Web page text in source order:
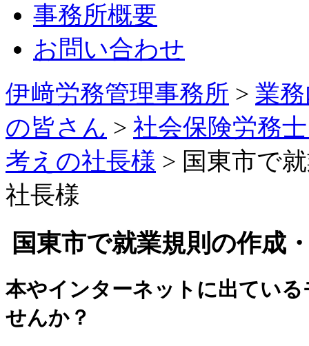
事務所概要
お問い合わせ
伊﨑労務管理事務所 > 業
の皆さん > 社会保険労務
考えの社長様 > 国東市で
社長様
国東市で就業規則の作成
本やインターネットに出てい
せんか？